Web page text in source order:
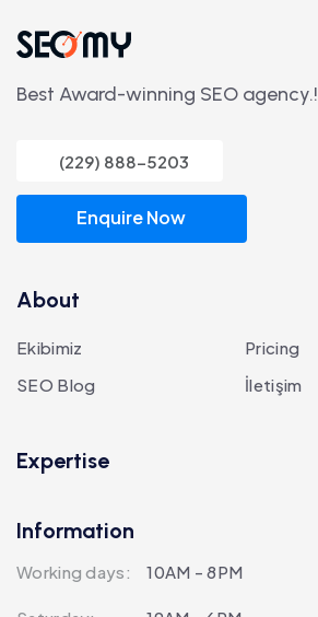
Best Award-winning SEO agency.!
(229) 888-5203
Enquire Now
About
Ekibimiz
Pricing
SEO Blog
İletişim
Expertise
Information
Working days: 10AM - 8PM